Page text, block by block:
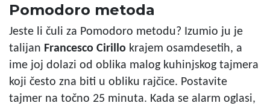
Pomodoro metoda
Jeste li čuli za Pomodoro metodu? Izumio ju je
talijan Francesco Cirillo krajem osamdesetih, a
ime joj dolazi od oblika malog kuhinjskog tajmera
koji često zna biti u obliku rajčice. Postavite
tajmer na točno 25 minuta. Kada se alarm oglasi,